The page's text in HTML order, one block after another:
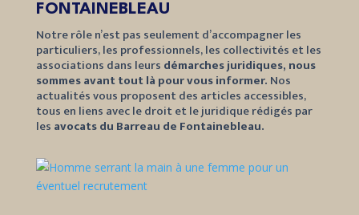
FONTAINEBLEAU
Notre rôle n’est pas seulement d’accompagner les
particuliers, les professionnels, les collectivités et les
associations dans leurs démarches juridiques, nous
sommes avant tout là pour vous informer. Nos
actualités vous proposent des articles accessibles,
tous en liens avec le droit et le juridique rédigés par
les avocats du Barreau de Fontainebleau.